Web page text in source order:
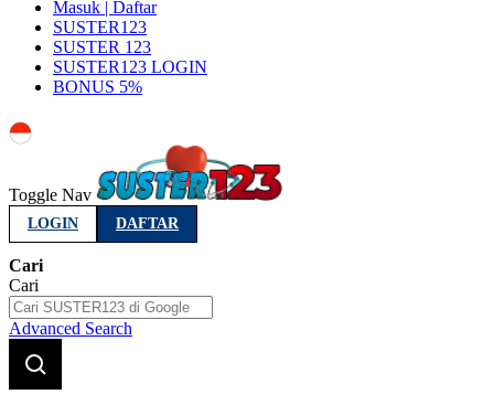
Masuk | Daftar
SUSTER123
SUSTER 123
SUSTER123 LOGIN
BONUS 5%
Toggle Nav
LOGIN DAFTAR
Cari
Cari
Advanced Search